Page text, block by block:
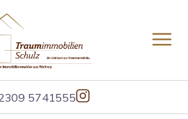
5741555